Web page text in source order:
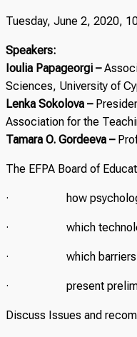
Tuesday, June 2, 2020,
Speakers:
Ioulia Papageorgi –
Sciences, University of
Lenka Sokolova –
Association for the
Tamara O. Gordeeva –
The EFPA Board of
· how psychology
· which technology
· which barriers and
· present preliminary
Discuss Issues and